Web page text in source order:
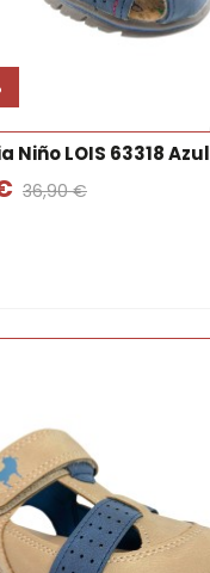
Niño LOIS 63318 Azul
36,90 €